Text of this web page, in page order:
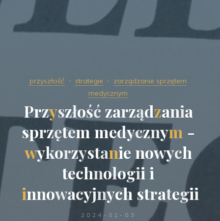
przyszłość strategie
zarządzanie sprzętem
medycznym
Przyszłość zarządzania
sprzętem medycznym -
wykorzystanie nowych
technologii i
innowacyjnych strategii
2024-01-03